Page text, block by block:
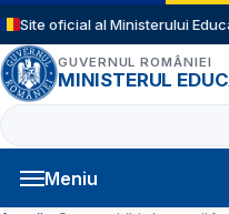
Sari la conținutul principal
Site oficial al Ministerului
GUVERNUL ROMÂNIEI
MINISTERUL
Caută
Meniu